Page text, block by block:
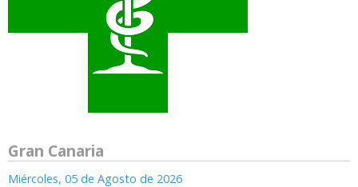
Gran Canaria
Miércoles, 05 de Agosto de 2026